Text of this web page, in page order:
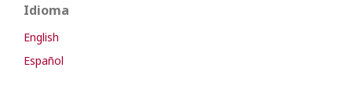
Idioma
English
Español